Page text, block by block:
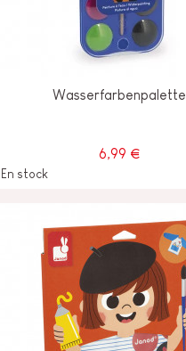
Wasserfarbenpalette
6,99 €
En stock